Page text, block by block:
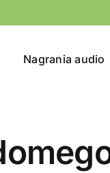
Nagrania audio